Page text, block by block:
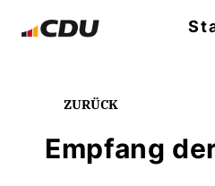
ZURÜCK
Empfang